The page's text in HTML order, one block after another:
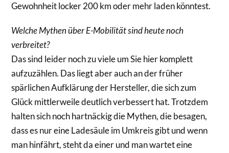
Gewohnheit locker 200 km oder mehr laden könntest.
Welche Mythen über E-Mobilität sind heute noch
verbreitet?
Das sind leider noch zu viele um Sie hier komplett
aufzuzählen. Das liegt aber auch an der früher
spärlichen Aufklärung der Hersteller, die sich zum
Glück mittlerweile deutlich verbessert hat. Trotzdem
halten sich noch hartnäckig die Mythen, die besagen,
dass es nur eine Ladesäule im Umkreis gibt und wenn
man hinfährt, steht da einer und man wartet eine